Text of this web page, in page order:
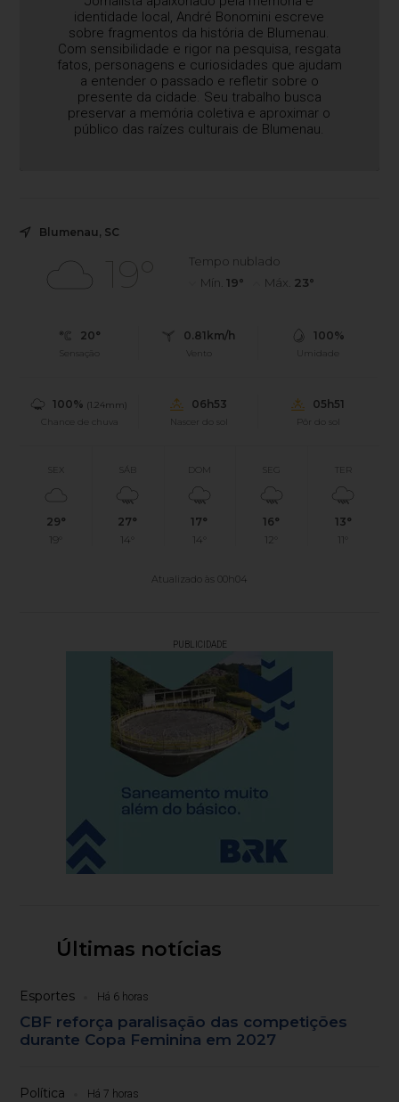
identidade local, André Bonomini escreve
sobre fragmentos da história de Blumenau.
Com sensibilidade e rigor na pesquisa, resgata
fatos, personagens e curiosidades que ajudam
a entender o passado e refletir sobre o
presente da cidade. Seu trabalho busca
preservar a memória coletiva e aproximar o
público das raízes culturais de Blumenau.
Blumenau, SC
19°
Tempo nublado
Mín. 19° Máx. 23°
20°
Sensação
0.81km/h
Vento
100%
Umidade
100% (1.24mm)
Chance de chuva
06h53
Nascer do sol
05h51
Pôr do sol
SEX
29°
19°
SÁB
27°
14°
DOM
17°
14°
SEG
16°
12°
TER
13°
11°
Atualizado às 00h04
PUBLICIDADE
Últimas notícias
Esportes Há 6 horas
CBF reforça paralisação das competições
durante Copa Feminina em 2027
Política Há 7 horas